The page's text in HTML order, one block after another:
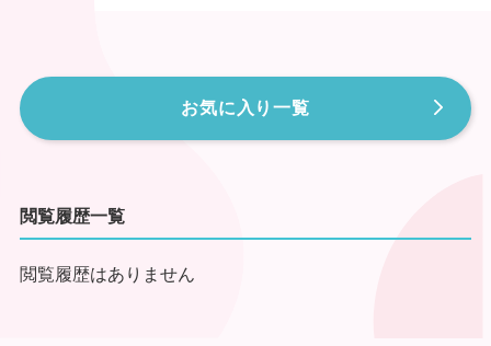
ストア・医療施設がたくさんあります。
調査」、「賃金構造基本統計調査」、「きまって支給す
お気に入り一覧
閲覧履歴一覧
閲覧履歴はありません